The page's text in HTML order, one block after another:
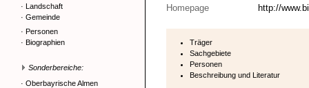
· Landschaft
· Gemeinde
· Personen
· Biographien
Sonderbereiche:
· Oberbayrische Almen
Homepage
http://
Träger
Sachgebiete
Personen
Beschreibung und Literatur